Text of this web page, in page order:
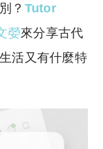
p
y
Li
k
s
A
p
？ Tutor
嫈來分享古代
活又有什麼特